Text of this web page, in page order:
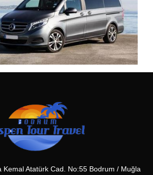
Kemal Atatürk Cad. No:55 Bodrum / Muğla